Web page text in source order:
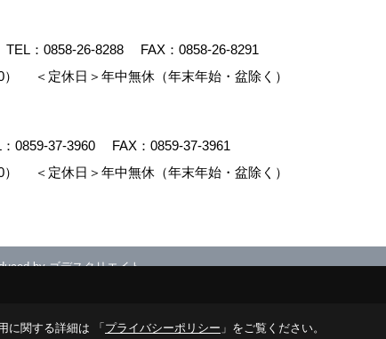
TEL： 0858-26-8288
FAX：0858-26-8291
）
＜定休日＞年中無休（年末年始・盆除く）
0859-37-3960
FAX：0859-37-3961
）
＜定休日＞年中無休（年末年始・盆除く）
byゴデスクリエイト
に関する詳細は 「 プライバシーポリシー 」をご覧ください。